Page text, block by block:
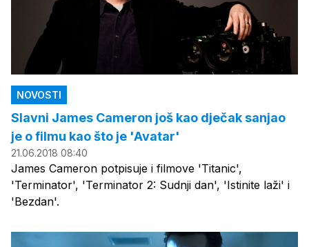
NOVOSTI
Slavni James Cameron još kao dječak sanjao
je o filmu kao što je 'Avatar'
21.06.2018 08:40
James Cameron potpisuje i filmove 'Titanic',
'Terminator', 'Terminator 2: Sudnji dan', 'Istinite laži' i
'Bezdan'.